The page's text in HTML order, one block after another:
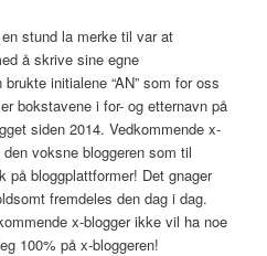
stund la merke til var at
å skrive sine egne
initialene “AN” som for oss
bokstavene i for- og etternavn på
siden 2014. Vedkommende x-
voksne bloggeren som til
på bloggplattformer! Det gnager
fremdeles den dag i dag.
x-blogger ikke vil ha noe
100% på x-bloggeren!